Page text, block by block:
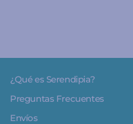
¿Qué es Serendipia?
Preguntas Frecuentes
Envíos